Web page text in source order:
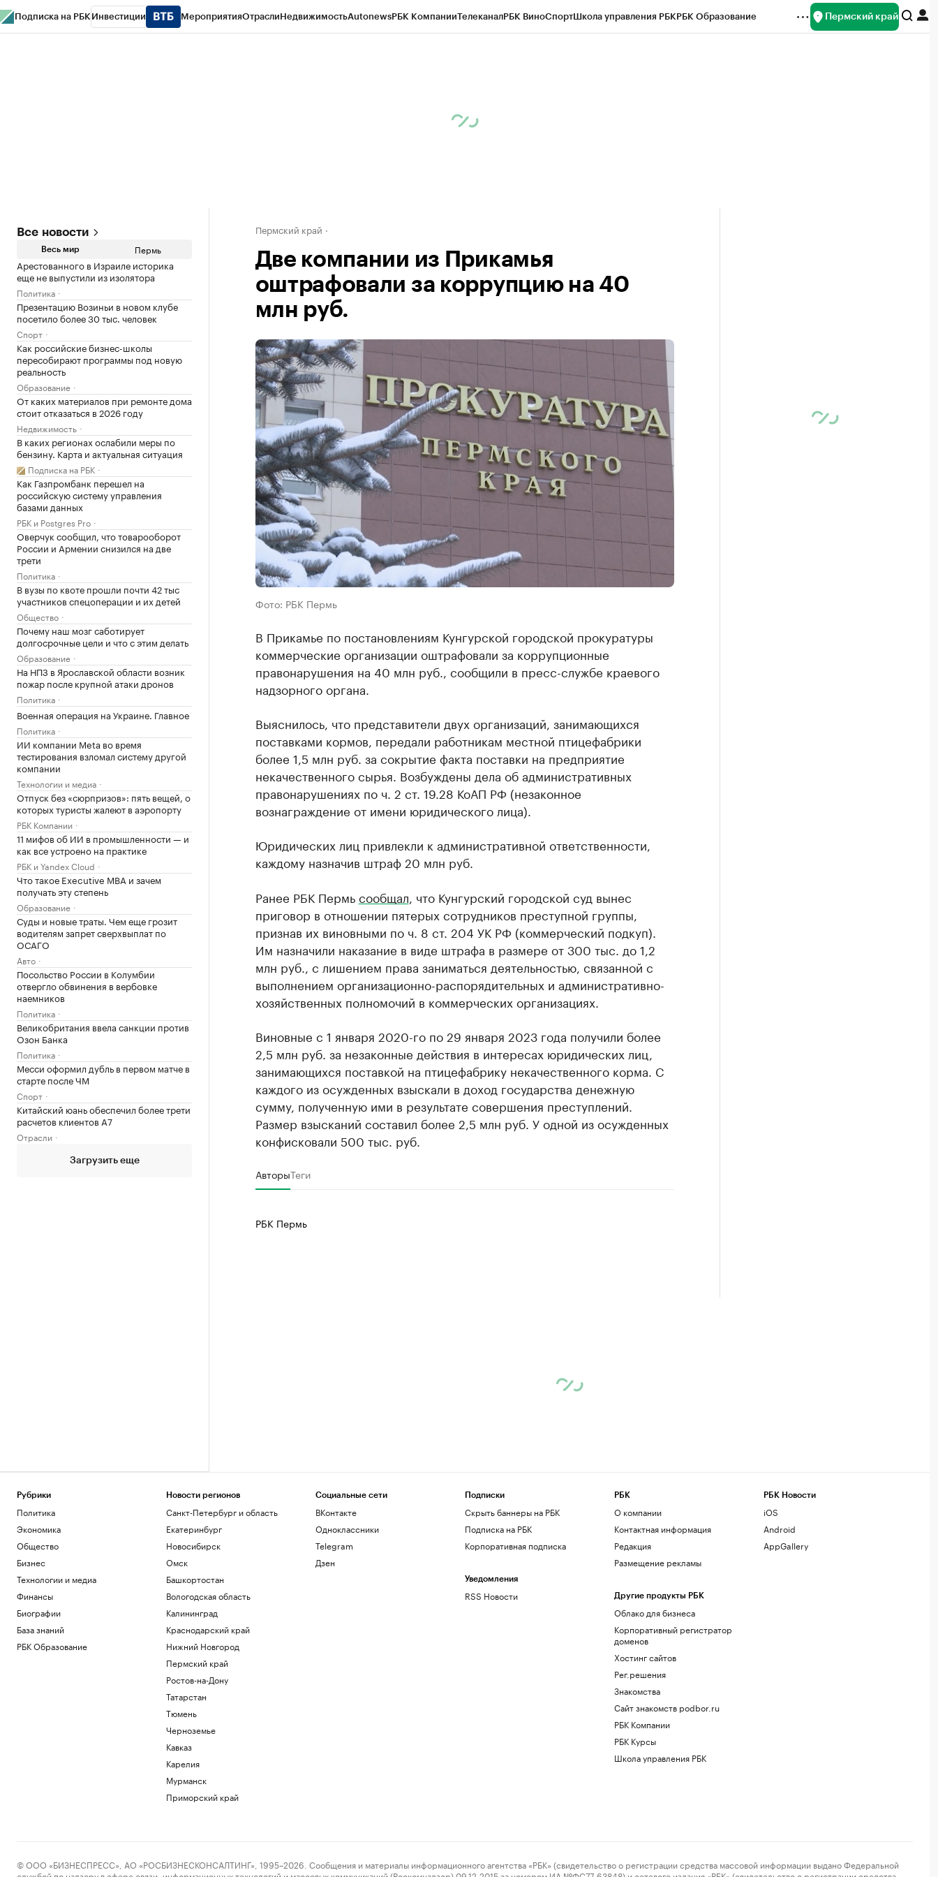
Подписка на РБК Инвестиции МероприятияОтраслиНедвижимостьAutonewsРБК КомпанииТелеканалРБК ВиноСпортШкола управления РБКРБК Образование Пермский край
Все новости
Весь мир Пермь
Арестованного в Израиле историка
еще не выпустили из изолятора
Политика
Презентацию Возиньи в новом клубе
посетило более 30 тыс. человек
Спорт
Как российские бизнес-школы
пересобирают программы под новую
реальность
Образование
От каких материалов при ремонте дома
стоит отказаться в 2026 году
Недвижимость
В каких регионах ослабили меры по
бензину. Карта и актуальная ситуация
Подписка на РБК
Как Газпромбанк перешел на
российскую систему управления
базами данных
РБК и Postgres Pro
Оверчук сообщил, что товарооборот
России и Армении снизился на две
трети
Политика
В вузы по квоте прошли почти 42 тыс
участников спецоперации и их детей
Общество
Почему наш мозг саботирует
долгосрочные цели и что с этим делать
Образование
На НПЗ в Ярославской области возник
пожар после крупной атаки дронов
Политика
Военная операция на Украине. Главное
Политика
ИИ компании Meta во время
тестирования взломал систему другой
компании
Технологии и медиа
Отпуск без «сюрпризов»: пять вещей, о
которых туристы жалеют в аэропорту
РБК Компании
11 мифов об ИИ в промышленности — и
как все устроено на практике
РБК и Yandex Cloud
Что такое Executive MBA и зачем
получать эту степень
Образование
Суды и новые траты. Чем еще грозит
водителям запрет сверхвыплат по
ОСАГО
Авто
Посольство России в Колумбии
отвергло обвинения в вербовке
наемников
Политика
Великобритания ввела санкции против
Озон Банка
Политика
Месси оформил дубль в первом матче в
старте после ЧМ
Спорт
Китайский юань обеспечил более трети
расчетов клиентов А7
Отрасли
Загрузить еще
Пермский край
Две компании из Прикамья
оштрафовали за коррупцию на 40
млн руб.
Фото: РБК Пермь
В Прикамье по постановлениям Кунгурской городской прокуратуры
коммерческие организации оштрафовали за коррупционные
правонарушения на 40 млн руб., сообщили в пресс-службе краевого
надзорного органа.
Выяснилось, что представители двух организаций, занимающихся
поставками кормов, передали работникам местной птицефабрики
более 1,5 млн руб. за сокрытие факта поставки на предприятие
некачественного сырья. Возбуждены дела об административных
правонарушениях по ч. 2 ст. 19.28 КоАП РФ (незаконное
вознаграждение от имени юридического лица).
Юридических лиц привлекли к административной ответственности,
каждому назначив штраф 20 млн руб.
Ранее РБК Пермьсообщал , что Кунгурский городской суд вынес
приговор в отношении пятерых сотрудников преступной группы,
признав их виновными по ч. 8 ст. 204 УК РФ (коммерческий подкуп).
Им назначили наказание в виде штрафа в размере от 300 тыс. до 1,2
млн руб., с лишением права заниматься деятельностью, связанной с
выполнением организационно-распорядительных и административно-
хозяйственных полномочий в коммерческих организациях.
Виновные с 1 января 2020-го по 29 января 2023 года получили более
2,5 млн руб. за незаконные действия в интересах юридических лиц,
занимающихся поставкой на птицефабрику некачественного корма. С
каждого из осужденных взыскали в доход государства денежную
сумму, полученную ими в результате совершения преступлений.
Размер взысканий составил более 2,5 млн руб. У одной из осужденных
конфисковали 500 тыс. руб.
АвторыТеги
РБК Пермь
Рубрики
Политика
Экономика
Общество
Бизнес
Технологии и медиа
Финансы
Биографии
База знаний
РБК Образование
Новости регионов
Санкт-Петербург и область
Екатеринбург
Новосибирск
Омск
Башкортостан
Вологодская область
Калининград
Краснодарский край
Нижний Новгород
Пермский край
Ростов-на-Дону
Татарстан
Тюмень
Черноземье
Кавказ
Карелия
Мурманск
Приморский край
Социальные сети
ВКонтакте
Одноклассники
Telegram
Дзен
Подписки
Скрыть баннеры на РБК
Подписка на РБК
Корпоративная подписка
Уведомления
RSS Новости
РБК
О компании
Контактная информация
Редакция
Размещение рекламы
Другие продукты РБК
Облако для бизнеса
Корпоративный регистратор
доменов
Хостинг сайтов
Рег.решения
Знакомства
Сайт знакомств podbor.ru
РБК Компании
РБК Курсы
Школа управления РБК
РБК Новости
iOS
Android
AppGallery
© ООО «БИЗНЕСПРЕСС», АО «РОСБИЗНЕСКОНСАЛТИНГ», 1995–2026. Сообщения и материалы информационного агентства «РБК» (свидетельство о регистрации средства массовой информации выдано Федеральной